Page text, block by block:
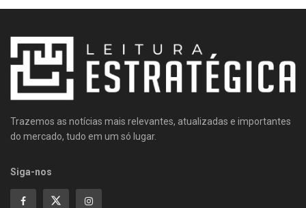
Trazemos as notícias mais relevantes, atualizadas e importantes
do mercado, tudo em um só lugar.
Siga-nos